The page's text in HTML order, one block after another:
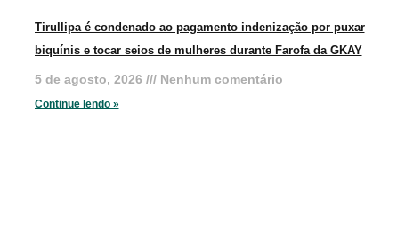
Tirullipa é condenado ao pagamento indenização por puxar
biquínis e tocar seios de mulheres durante Farofa da GKAY
5 de agosto, 2026 Nenhum comentário
Continue lendo »